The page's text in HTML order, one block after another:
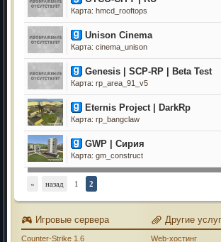
Карта: hmcd_rooftops
Unison Cinema
Карта: cinema_unison
Genesis | SCP-RP | Beta Test
Карта: rp_area_91_v5
Eternis Project | DarkRp
Карта: rp_bangclaw
GWP | Сирия
Карта: gm_construct
« назад 1 2
Игровые сервера
Counter-Strike 1.6
Другие
Web-хостинг